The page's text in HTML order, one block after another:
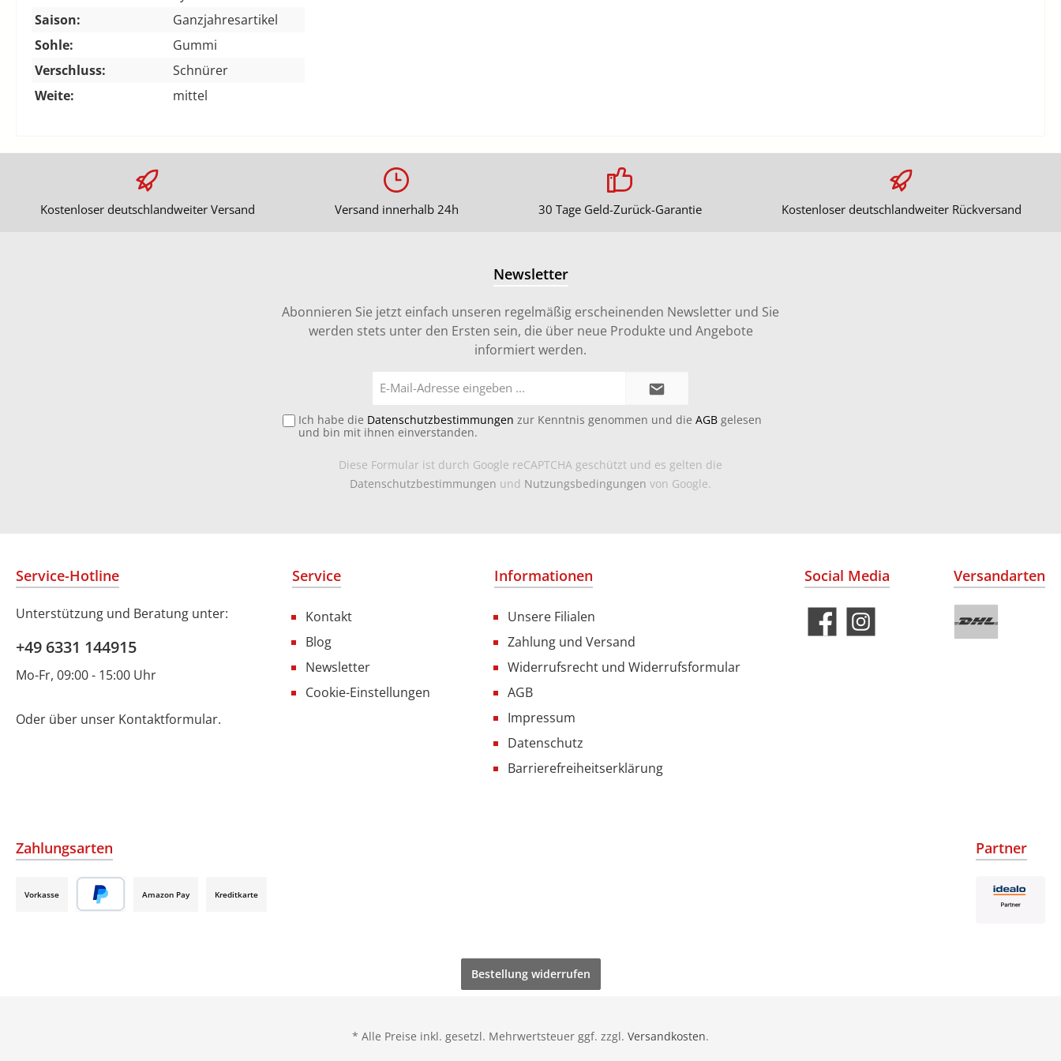
Saison:
Ganzjahresartikel
Sohle:
Gummi
Verschluss:
Schnürer
Weite:
mittel
Kostenloser deutschlandweiter Versand Versand innerhalb 24h 30 Tage Geld-Zurück-Garantie Kostenloser deutschlandweiter Rückversand
Newsletter
Abonnieren Sie jetzt einfach unseren regelmäßig erscheinenden Newsletter und Sie
werden stets unter den Ersten sein, die über neue Produkte und Angebote
informiert werden.
Mail-
Ich habe die Datenschutzbestimmungen zur Kenntnis genommen und die AGB gelesen
und bin mit ihnen einverstanden.
Diese Formular ist durch Google reCAPTCHA geschützt und es gelten die
Datenschutzbestimmungen und Nutzungsbedingungen von Google.
Service-Hotline
Unterstützung und Beratung unter:
+49 6331 144915
Mo-Fr, 09:00 - 15:00 Uhr
Oder über unser Kontaktformular.
Service
Kontakt
Blog
Newsletter
Cookie-Einstellungen
Informationen
Unsere Filialen
Zahlung und Versand
Widerrufsrecht und Widerrufsformular
AGB
Impressum
Datenschutz
Barrierefreiheitserklärung
Social Media Versandarten
Zahlungsarten
Vorkasse Amazon Pay Kreditkarte
Partner
Bestellung widerrufen
* Alle Preise inkl. gesetzl. Mehrwertsteuer ggf. zzgl. Versandkosten.